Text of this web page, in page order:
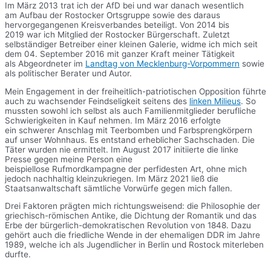
Im März 2013 trat ich der AfD bei und war danach wesentlich
am Aufbau der Rostocker Ortsgruppe sowie des daraus
hervorgegangenen Kreisverbandes beteiligt. Von 2014 bis
2019 war ich Mitglied der Rostocker Bürgerschaft. Zuletzt
selbständiger Betreiber einer kleinen Galerie, widme ich mich seit
dem 04. September 2016 mit ganzer Kraft meiner Tätigkeit
als Abgeordneter im Landtag von Mecklenburg-Vorpommern sowie
als politischer Berater und Autor.
Mein Engagement in der freiheitlich-patriotischen Opposition führte
auch zu wachsender Feindseligkeit seitens des linken Milieus. So
mussten sowohl ich selbst als auch Familienmitglieder berufliche
Schwierigkeiten in Kauf nehmen. Im März 2016 erfolgte
ein schwerer Anschlag mit Teerbomben und Farbsprengkörpern
auf unser Wohnhaus. Es entstand erheblicher Sachschaden. Die
Täter wurden nie ermittelt. Im August 2017 initiierte die linke
Presse gegen meine Person eine
beispiellose Rufmordkampagne der perfidesten Art, ohne mich
jedoch nachhaltig kleinzukriegen. Im März 2021 ließ die
Staatsanwaltschaft sämtliche Vorwürfe gegen mich fallen.
Drei Faktoren prägten mich richtungsweisend: die Philosophie der
griechisch-römischen Antike, die Dichtung der Romantik und das
Erbe der bürgerlich-demokratischen Revolution von 1848. Dazu
gehört auch die friedliche Wende in der ehemaligen DDR im Jahre
1989, welche ich als Jugendlicher in Berlin und Rostock miterleben
durfte.